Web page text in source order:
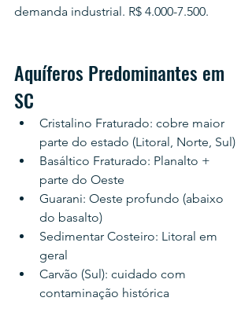
demanda industrial. R$ 4.000-7.500.
Aquíferos Predominantes em
SC
Cristalino Fraturado: cobre maior
parte do estado (Litoral, Norte, Sul)
Basáltico Fraturado: Planalto +
parte do Oeste
Guarani: Oeste profundo (abaixo
do basalto)
Sedimentar Costeiro: Litoral em
geral
Carvão (Sul): cuidado com
contaminação histórica